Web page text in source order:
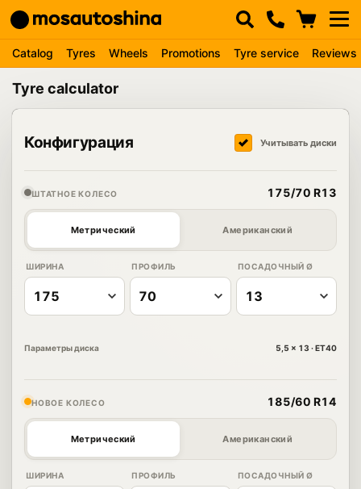
Catalog Tyres Wheels Promotions Tyre service Reviews
Tyre calculator
Конфигурация Учитывать диски
ШТАТНОЕ КОЛЕСО 175/70 R13
Метрический Американский
ШИРИНА ПРОФИЛЬ ПОСАДОЧНЫЙ Ø
Параметры диска 5,5 × 13 · ET40
НОВОЕ КОЛЕСО 185/60 R14
Метрический Американский
ШИРИНА ПРОФИЛЬ ПОСАДОЧНЫЙ Ø